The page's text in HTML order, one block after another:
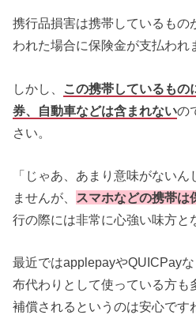
携行品損害は携帯しているもの
われた場合に保険金が支払われ
しかし、 この携帯しているもの
券、自動車などは含まれないの
さい。
「じゃあ、あまり意味がない
ませんが、 スマホなどの携帯は
行の際には非常に心強い味方と
最近ではapplepayやQUICPay
布代わりとして使っている方も
補償されるというのは安心です